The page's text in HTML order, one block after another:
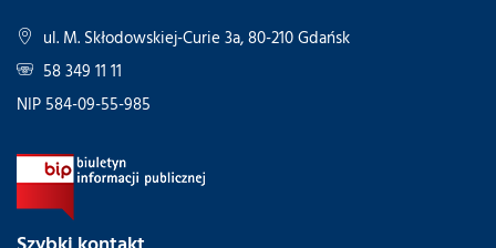
ul. M. Skłodowskiej-Curie 3a, 80-210 Gdańsk
58 349 11 11
NIP 584-09-55-985